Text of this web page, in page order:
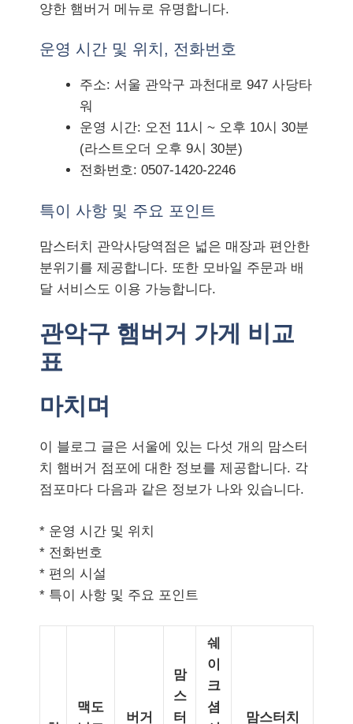
양한 햄버거 메뉴로 유명합니다.
운영 시간 및 위치, 전화번호
주소: 서울 관악구 과천대로 947 사당타
워
운영 시간: 오전 11시 ~ 오후 10시 30분
(라스트오더 오후 9시 30분)
전화번호: 0507-1420-2246
특이 사항 및 주요 포인트
맘스터치 관악사당역점은 넓은 매장과 편안한
분위기를 제공합니다. 또한 모바일 주문과 배
달 서비스도 이용 가능합니다.
관악구 햄버거 가게 비교
표
마치며
이 블로그 글은 서울에 있는 다섯 개의 맘스터
치 햄버거 점포에 대한 정보를 제공합니다. 각
점포마다 다음과 같은 정보가 나와 있습니다.
* 운영 시간 및 위치
* 전화번호
* 편의 시설
* 특이 사항 및 주요 포인트
맥도
버거
맘
스
터
쉐
이
크
셤
맘스터치